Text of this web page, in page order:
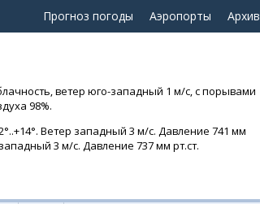
Прогноз погоды Аэропорты Архив
ветер юго-западный 1 м/с, с порывами
98%.
Ветер западный 3 м/с. Давление 741 мм
3 м/с. Давление 737 мм рт.ст.